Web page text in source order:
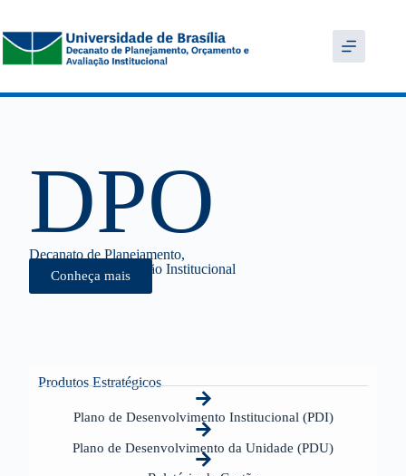
DPO
Decanato de Planejamento,
Orçamento e Avaliação Institucional
Conheça mais
Produtos Estratégicos
Plano de Desenvolvimento Institucional (PDI)
Plano de Desenvolvimento da Unidade (PDU)